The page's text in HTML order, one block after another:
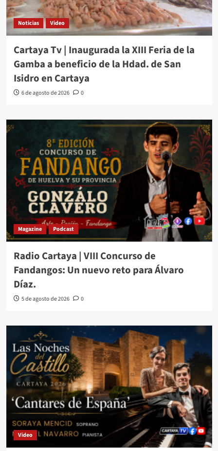
Noticias Video
Cartaya Tv | Inaugurada la XIII Feria de la
Gamba a beneficio de la Hdad. de San
Isidro en Cartaya
6 de agosto de 2026 0
Magazine Podcast
Radio Cartaya | VIII Concurso de
Fandangos: Un nuevo reto para Álvaro
Díaz.
5 de agosto de 2026 0
Video